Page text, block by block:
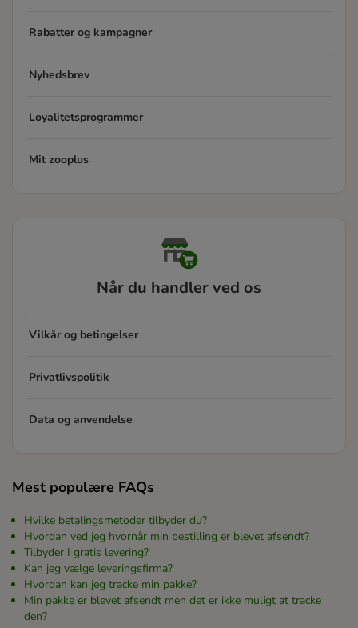
Rabatter og kampagner
Nyhedsbrev
Loyalitetsprogrammer
Mit zooplus
Når du handler ved os
Vilkår og betingelser
Privatlivspolitik
Data og anvendelse
Mest populære FAQs
Hvilke betalingsmetoder tilbyder du?
Hvordan ved jeg hvornår min bestilling er blevet afsendt?
Tilbyder I gratis levering?
Kan jeg vælge leveringsfirma?
Hvordan kan jeg tracke min pakke?
Min pakke er blevet afsendt men det er ikke muligt at tracke
den?